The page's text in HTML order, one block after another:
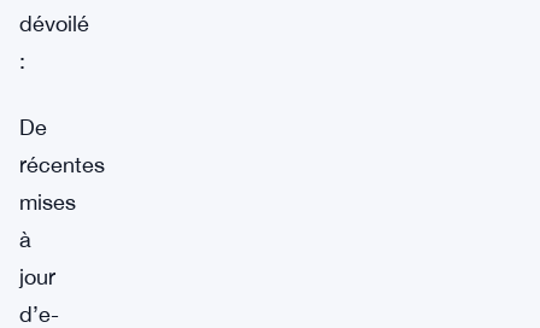
dévoilé
:
De
récentes
mises
à
jour
d’e-